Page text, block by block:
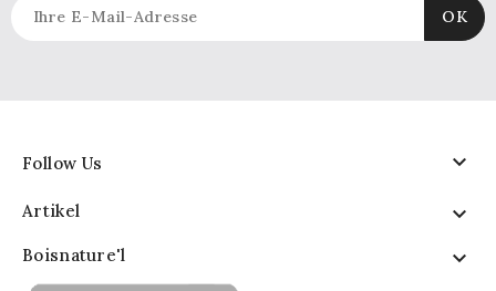
Follow Us 
Artikel 
Boisnature'l 